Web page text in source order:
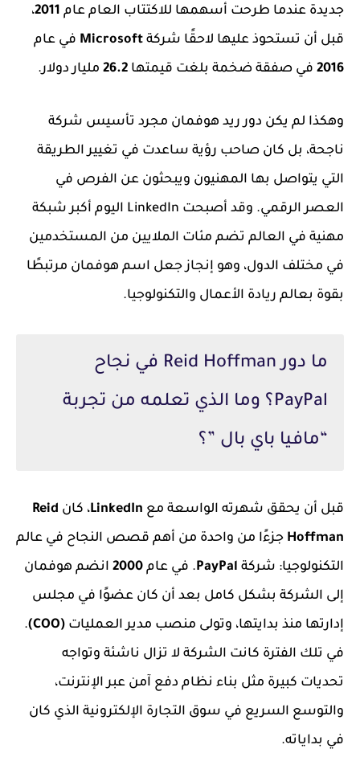
جديدة عندما طرحت أسهمها للاكتتاب العام عام 2011،
قبل أن تستحوذ عليها لاحقًا شركة Microsoft في عام
2016 في صفقة ضخمة بلغت قيمتها 26.2 مليار دولار.
وهكذا لم يكن دور ريد هوفمان مجرد تأسيس شركة
ناجحة، بل كان صاحب رؤية ساعدت في تغيير الطريقة
التي يتواصل بها المهنيون ويبحثون عن الفرص في
العصر الرقمي. وقد أصبحت LinkedIn اليوم أكبر شبكة
مهنية في العالم تضم مئات الملايين من المستخدمين
في مختلف الدول، وهو إنجاز جعل اسم هوفمان مرتبطًا
بقوة بعالم ريادة الأعمال والتكنولوجيا.
ما دور Reid Hoffman في نجاح
PayPal؟ وما الذي تعلمه من تجربة
“مافيا باي بال ”؟
قبل أن يحقق شهرته الواسعة مع LinkedIn، كان Reid
Hoffman جزءًا من واحدة من أهم قصص النجاح في عالم
التكنولوجيا: شركة PayPal. في عام 2000 انضم هوفمان
إلى الشركة بشكل كامل بعد أن كان عضوًا في مجلس
إدارتها منذ بدايتها، وتولى منصب مدير العمليات (COO)
.
في تلك الفترة كانت الشركة لا تزال ناشئة وتواجه
تحديات كبيرة مثل بناء نظام دفع آمن عبر الإنترنت،
والتوسع السريع في سوق التجارة الإلكترونية الذي كان
في بداياته.